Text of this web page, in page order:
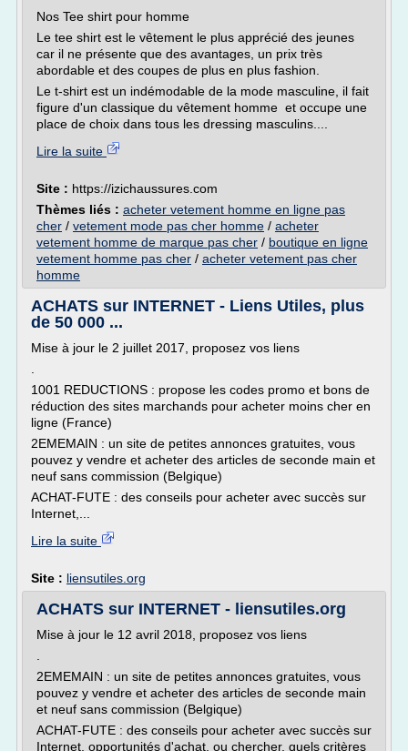
Nos Tee shirt pour homme
Le tee shirt est le vêtement le plus apprécié des jeunes
car il ne présente que des avantages, un prix très
abordable et des coupes de plus en plus fashion.
Le t-shirt est un indémodable de la mode masculine, il fait
figure d'un classique du vêtement homme et occupe une
place de choix dans tous les dressing masculins....
Lire la suite
Site : https://izichaussures.com
Thèmes liés : acheter vetement homme en ligne pas
cher / vetement mode pas cher homme / acheter
vetement homme de marque pas cher / boutique en ligne
vetement homme pas cher / acheter vetement pas cher
homme
ACHATS sur INTERNET - Liens Utiles, plus
de 50 000 ...
Mise à jour le 2 juillet 2017, proposez vos liens
1001 REDUCTIONS : propose les codes promo et bons de
réduction des sites marchands pour acheter moins cher en
ligne (France)
2EMEMAIN : un site de petites annonces gratuites, vous
pouvez y vendre et acheter des articles de seconde main et
neuf sans commission (Belgique)
ACHAT-FUTE : des conseils pour acheter avec succès sur
Internet,...
Lire la suite
Site : liensutiles.org
ACHATS sur INTERNET - liensutiles.org
Mise à jour le 12 avril 2018, proposez vos liens
2EMEMAIN : un site de petites annonces gratuites, vous
pouvez y vendre et acheter des articles de seconde main
et neuf sans commission (Belgique)
ACHAT-FUTE : des conseils pour acheter avec succès sur
Internet, opportunités d'achat, ou chercher, quels critères